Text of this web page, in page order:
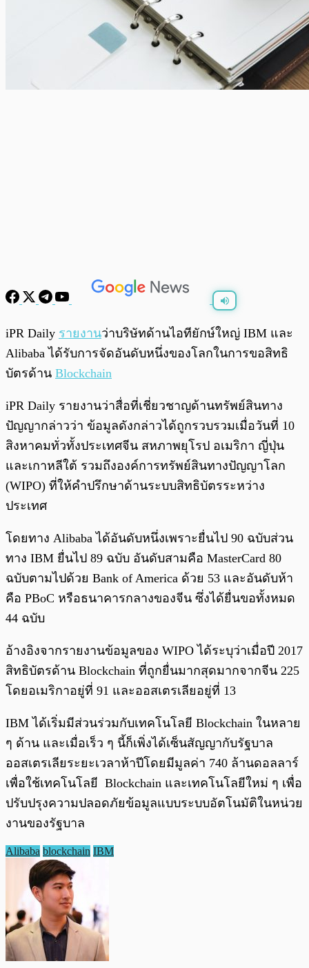
0:00
iPR Daily รายงานว่าบริษัทด้านไอทียักษ์ใหญ่ IBM และ
Alibaba ได้รับการจัดอันดับหนึ่งของโลกในการขอสิทธิ
บัตรด้าน Blockchain
iPR Daily รายงานว่าสื่อที่เชี่ยวชาญด้านทรัพย์สินทาง
ปัญญากล่าวว่า ข้อมูลดังกล่าวได้ถูกรวบรวมเมื่อวันที่ 10
สิงหาคมทั่วทั้งประเทศจีน สหภาพยุโรป อเมริกา ญี่ปุ่น
และเกาหลีใต้ รวมถึงองค์การทรัพย์สินทางปัญญาโลก
(WIPO) ที่ให้คำปรึกษาด้านระบบสิทธิบัตรระหว่าง
ประเทศ
โดยทาง Alibaba ได้อันดับหนึ่งเพราะยื่นไป 90 ฉบับส่วน
ทาง IBM ยื่นไป 89 ฉบับ อันดับสามคือ MasterCard 80
ฉบับตามไปด้วย Bank of America ด้วย 53 และอันดับห้า
คือ PBoC หรือธนาคารกลางของจีน ซึ่งได้ยื่นขอทั้งหมด
44 ฉบับ
อ้างอิงจากรายงานข้อมูลของ WIPO ได้ระบุว่าเมื่อปี 2017
สิทธิบัตรด้าน Blockchain ที่ถูกยื่นมากสุดมากจากจีน 225
โดยอเมริกาอยู่ที่ 91 และออสเตรเลียอยู่ที่ 13
IBM ได้เริ่มมีส่วนร่วมกับเทคโนโลยี Blockchain ในหลาย
ๆ ด้าน และเมื่อเร็ว ๆ นี้ก็เพิ่งได้เซ็นสัญญากับรัฐบาล
ออสเตรเลียระยะเวลาห้าปีโดยมีมูลค่า 740 ล้านดอลลาร์
เพื่อใช้เทคโนโลยี Blockchain และเทคโนโลยีใหม่ ๆ เพื่อ
ปรับปรุงความปลอดภัยข้อมูลแบบระบบอัตโนมัติในหน่วย
งานของรัฐบาล
Alibaba blockchain IBM